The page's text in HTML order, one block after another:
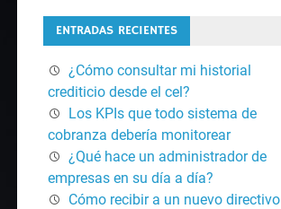
ENTRADAS RECIENTES
¿Cómo consultar mi historial
crediticio desde el cel?
Los KPIs que todo sistema de
cobranza debería monitorear
¿Qué hace un administrador de
empresas en su día a día?
Cómo recibir a un nuevo directivo